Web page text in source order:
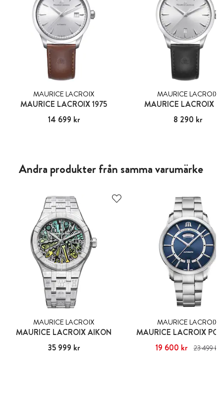
MAURICE LACROIX
MAURICE LACROIX 1975
Pris: 14 699 kr
14 699 kr
MAURICE LACROIX
MAURICE LACROIX
Pris :8 290 kr
8 290 kr
Andra produkter från samma varumärke
MAURICE LACROIX
MAURICE LACROIX AIKON
Pris:35 999 kr
35 999 kr
MAURICE LACROIX
MAURICE LACROIX
Nuvarande pris :19 600 kr
19 600 kr 23 499 kr